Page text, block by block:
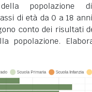
della popolazione
di età da 0 a 18
conto dei risultati
popolazione.